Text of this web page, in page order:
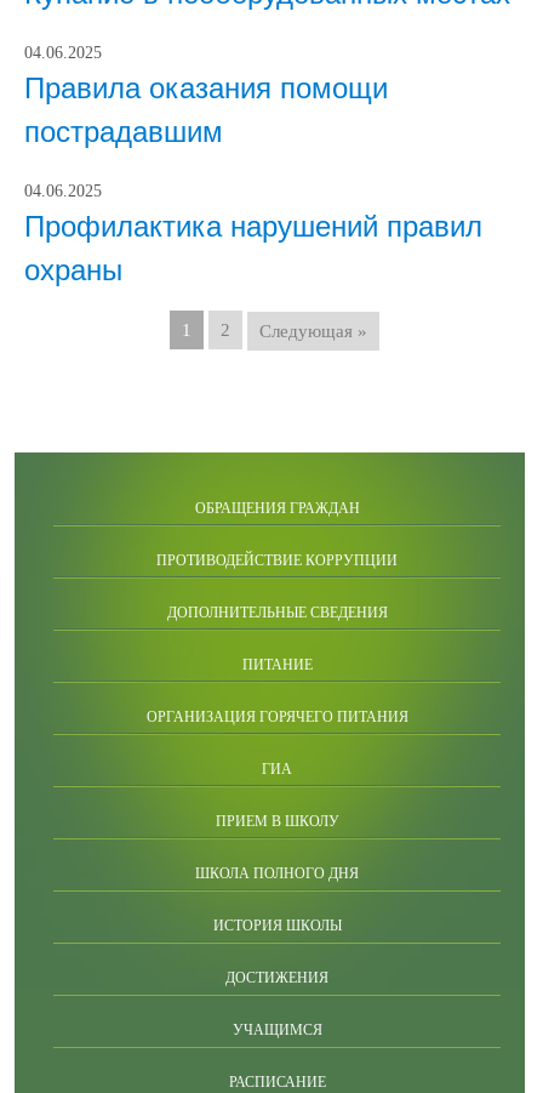
04.06.2025
Правила оказания помощи
пострадавшим
04.06.2025
Профилактика нарушений правил
охраны
1 2 Следующая »
ОБРАЩЕНИЯ ГРАЖДАН
ПРОТИВОДЕЙСТВИЕ КОРРУПЦИИ
ДОПОЛНИТЕЛЬНЫЕ СВЕДЕНИЯ
ПИТАНИЕ
ОРГАНИЗАЦИЯ ГОРЯЧЕГО ПИТАНИЯ
ГИА
ПРИЕМ В ШКОЛУ
ШКОЛА ПОЛНОГО ДНЯ
ИСТОРИЯ ШКОЛЫ
ДОСТИЖЕНИЯ
УЧАЩИМСЯ
РАСПИСАНИЕ